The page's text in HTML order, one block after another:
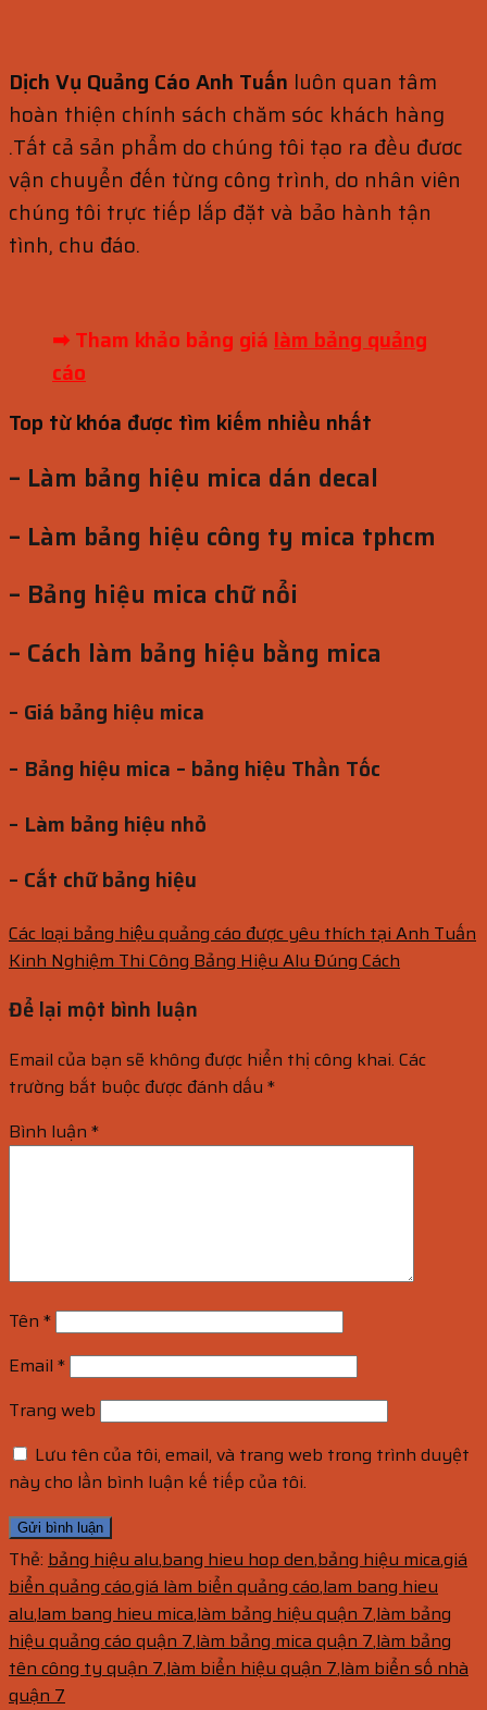
Dịch Vụ Quảng Cáo Anh Tuấn luôn quan tâm
hoàn thiện chính sách chăm sóc khách hàng
.Tất cả sản phẩm do chúng tôi tạo ra đều đươc
vận chuyển đến từng công trình, do nhân viên
chúng tôi trực tiếp lắp đặt và bảo hành tận
tình, chu đáo.
➡ Tham khảo bảng giá làm bảng quảng
cáo
Top từ khóa được tìm kiếm nhiều nhất
– Làm bảng hiệu mica dán decal
– Làm bảng hiệu công ty mica tphcm
– Bảng hiệu mica chữ nổi
– Cách làm bảng hiệu bằng mica
– Giá bảng hiệu mica
– Bảng hiệu mica – bảng hiệu Thần Tốc
– Làm bảng hiệu nhỏ
– Cắt chữ bảng hiệu
Các loại bảng hiệu quảng cáo được yêu thích tại Anh Tuấn
Kinh Nghiệm Thi Công Bảng Hiệu Alu Đúng Cách
Để lại một bình luận
Email của bạn sẽ không được hiển thị công khai. Các
trường bắt buộc được đánh dấu *
Bình luận *
Tên *
Email *
Trang web
Lưu tên của tôi, email, và trang web trong trình duyệt
này cho lần bình luận kế tiếp của tôi.
Thẻ: bảng hiệu alu,bang hieu hop den,bảng hiệu mica,giá
biển quảng cáo,giá làm biển quảng cáo,lam bang hieu
alu,lam bang hieu mica,làm bảng hiệu quận 7,làm bảng
hiệu quảng cáo quận 7,làm bảng mica quận 7,làm bảng
tên công ty quận 7,làm biển hiệu quận 7,làm biển số nhà
quận 7